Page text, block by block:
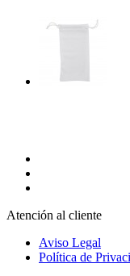
Atención al cliente
Aviso Legal
Política de